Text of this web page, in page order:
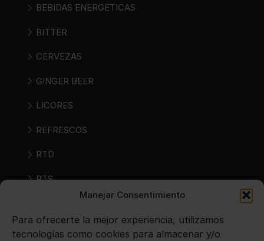
Manejar Consentimiento
Para ofrecerte la mejor experiencia, utilizamos
tecnologías como cookies para almacenar y/o
BEBIDAS ENERGETICAS
BITTER
CERVEZAS
GINGER BEER
LICORES
REFRESCOS
RTD
RTS
VINOS